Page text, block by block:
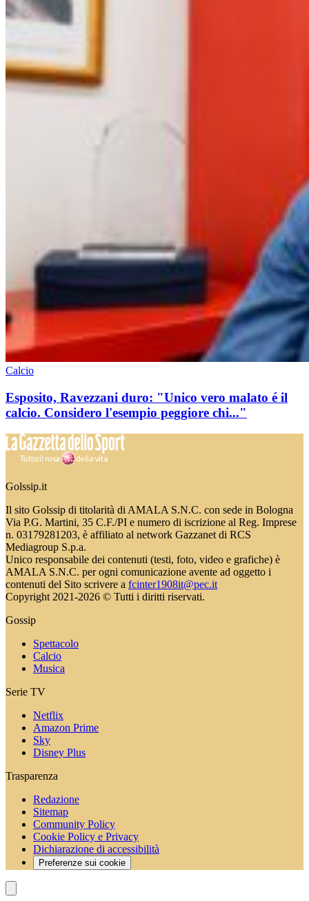
Calcio
Esposito, Ravezzani duro: "Unico vero malato é il
calcio. Considero l'esempio peggiore chi..."
Golssip.it
Il sito Golssip di titolarità di AMALA S.N.C. con sede in Bologna
Via P.G. Martini, 35 C.F./PI e numero di iscrizione al Reg. Imprese
n. 03179281203, è affiliato al network Gazzanet di RCS
Mediagroup S.p.a.
Unico responsabile dei contenuti (testi, foto, video e grafiche) è
AMALA S.N.C. per ogni comunicazione avente ad oggetto i
contenuti del Sito scrivere a fcinter1908it@pec.it
Copyright 2021-2026 © Tutti i diritti riservati.
Gossip
Spettacolo
Calcio
Musica
Serie TV
Netflix
Amazon Prime
Sky
Disney Plus
Trasparenza
Redazione
Sitemap
Community Policy
Cookie Policy e Privacy
Dichiarazione di accessibilità
Preferenze sui cookie